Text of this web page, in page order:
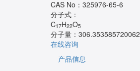
CAS No： 325976-65-6
分子式：
C17H22O5
分子量： 306.353585720062
在线咨询
产品信息